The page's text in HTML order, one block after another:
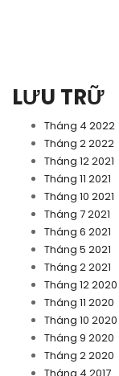
LƯU TRỮ
Tháng 4 2022
Tháng 2 2022
Tháng 12 2021
Tháng 11 2021
Tháng 10 2021
Tháng 7 2021
Tháng 6 2021
Tháng 5 2021
Tháng 2 2021
Tháng 12 2020
Tháng 11 2020
Tháng 10 2020
Tháng 9 2020
Tháng 2 2020